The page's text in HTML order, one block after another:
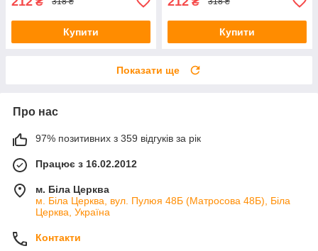
Купити Купити
Показати ще
Про нас
97% позитивних з 359 відгуків за рік
Працює з 16.02.2012
м. Біла Церква
м. Біла Церква, вул. Пулюя 48Б (Матросова 48Б), Біла
Церква, Україна
Контакти